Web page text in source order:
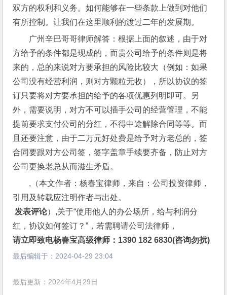
双方的权利和义务。如何能够在一些条款上做到对他们
有所控制。让我们在这里顺利的渡过二年的发展期。
广州辛巴哥哥律师解答：根据上面的叙述，由于对
方给予的条件都是现成的，而贵公司给予的条件则是将
来的，总的来说对方要承担的风险比较大（例如：如果
公司没有经营利润，则对方颗粒无收），所以协议的签
订只要将对方要承担的给予的各项优惠列明即可。另
外，需要说明，对方不可以插手公司的经营管理，不能
提前要求支付公司的分红，不得中途解除合同等等。而
且还要注意，由于二万元好处费是给予对方老总的，签
合同要跟对方公司签，签字盖章手续要齐备，防止对方
公司更换老总从而滋生矛盾。
,（本文作者：杨春宝律师，来自：公司投资律师，
引用及转载应注明作者与出处。
发表评论）,关于“使用他人的办公场所，给与利润分
红，协议如何签订？”，若需聘请公司法律师，
请立即致电杨春宝高级律师：1390 182 6830(咨询勿扰)
最后编辑于： 2024-04-29 23:04
最后更新：2024年4月29日